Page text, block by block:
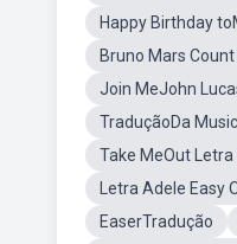
Happy Birthday
Bruno Mars
Join MeJohn
TraduçãoDa
Take MeOut
Letra Adele Easy
EaserTradução